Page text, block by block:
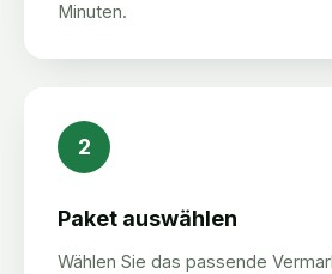
Minuten.
2
Paket auswählen
Wählen Sie das passende